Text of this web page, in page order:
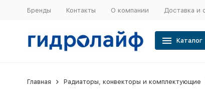
Бренды Контакты О компании Доставка и
Каталог
Главная Радиаторы, конвекторы и комплектующие